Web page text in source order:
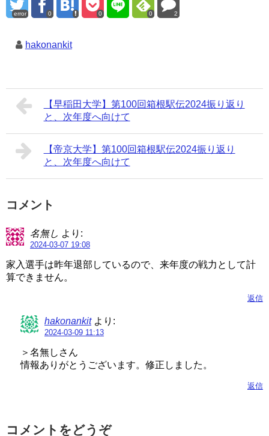
error 0 0 0 2
hakonankit
【早稲田大学】第100回箱根駅伝2024振り返り
と、次年度へ向けて
【帝京大学】第100回箱根駅伝2024振り返り
と、次年度へ向けて
コメント
名無し より:
2024-03-07 19:08
家入選手は昨年退部しているので、来年度の戦力として計
算できません。
返信
hakonankit より:
2024-03-09 11:13
＞名無しさん
情報ありがとうございます。修正しました。
返信
コメントをどうぞ